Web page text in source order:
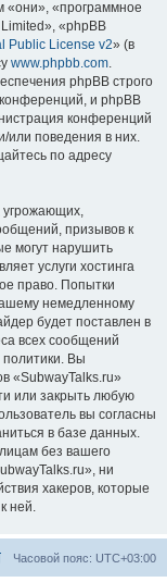
«они», «программное
«phpBB
Public License v2» (в
www.phpbb.com.
phpBB строго
и phpBB
конференций
или поведения в них.
по адресу
угрожающих,
призывов к
могут нарушить
услуги хостинга
право. Попытки
немедленному
будет поставлен в
всех сообщений
Вы
«SubwayTalks.ru»
или закрыть любую
вы согласны
в базе данных.
без вашего
ни
хакеров, которые
ней.
Часовой пояс: UTC+03:00